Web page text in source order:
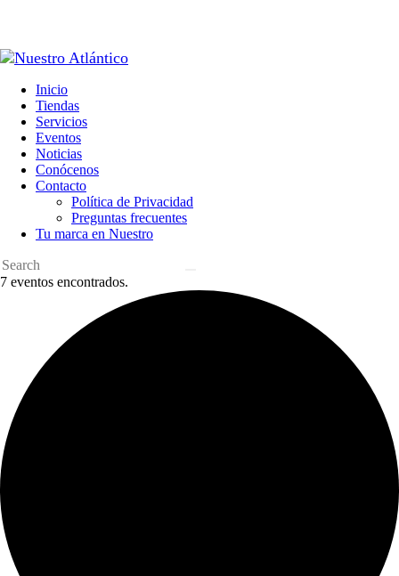
Inicio
Tiendas
Servicios
Eventos
Noticias
Conócenos
Contacto
Política de Privacidad
Preguntas frecuentes
Tu marca en Nuestro
7 eventos encontrados.